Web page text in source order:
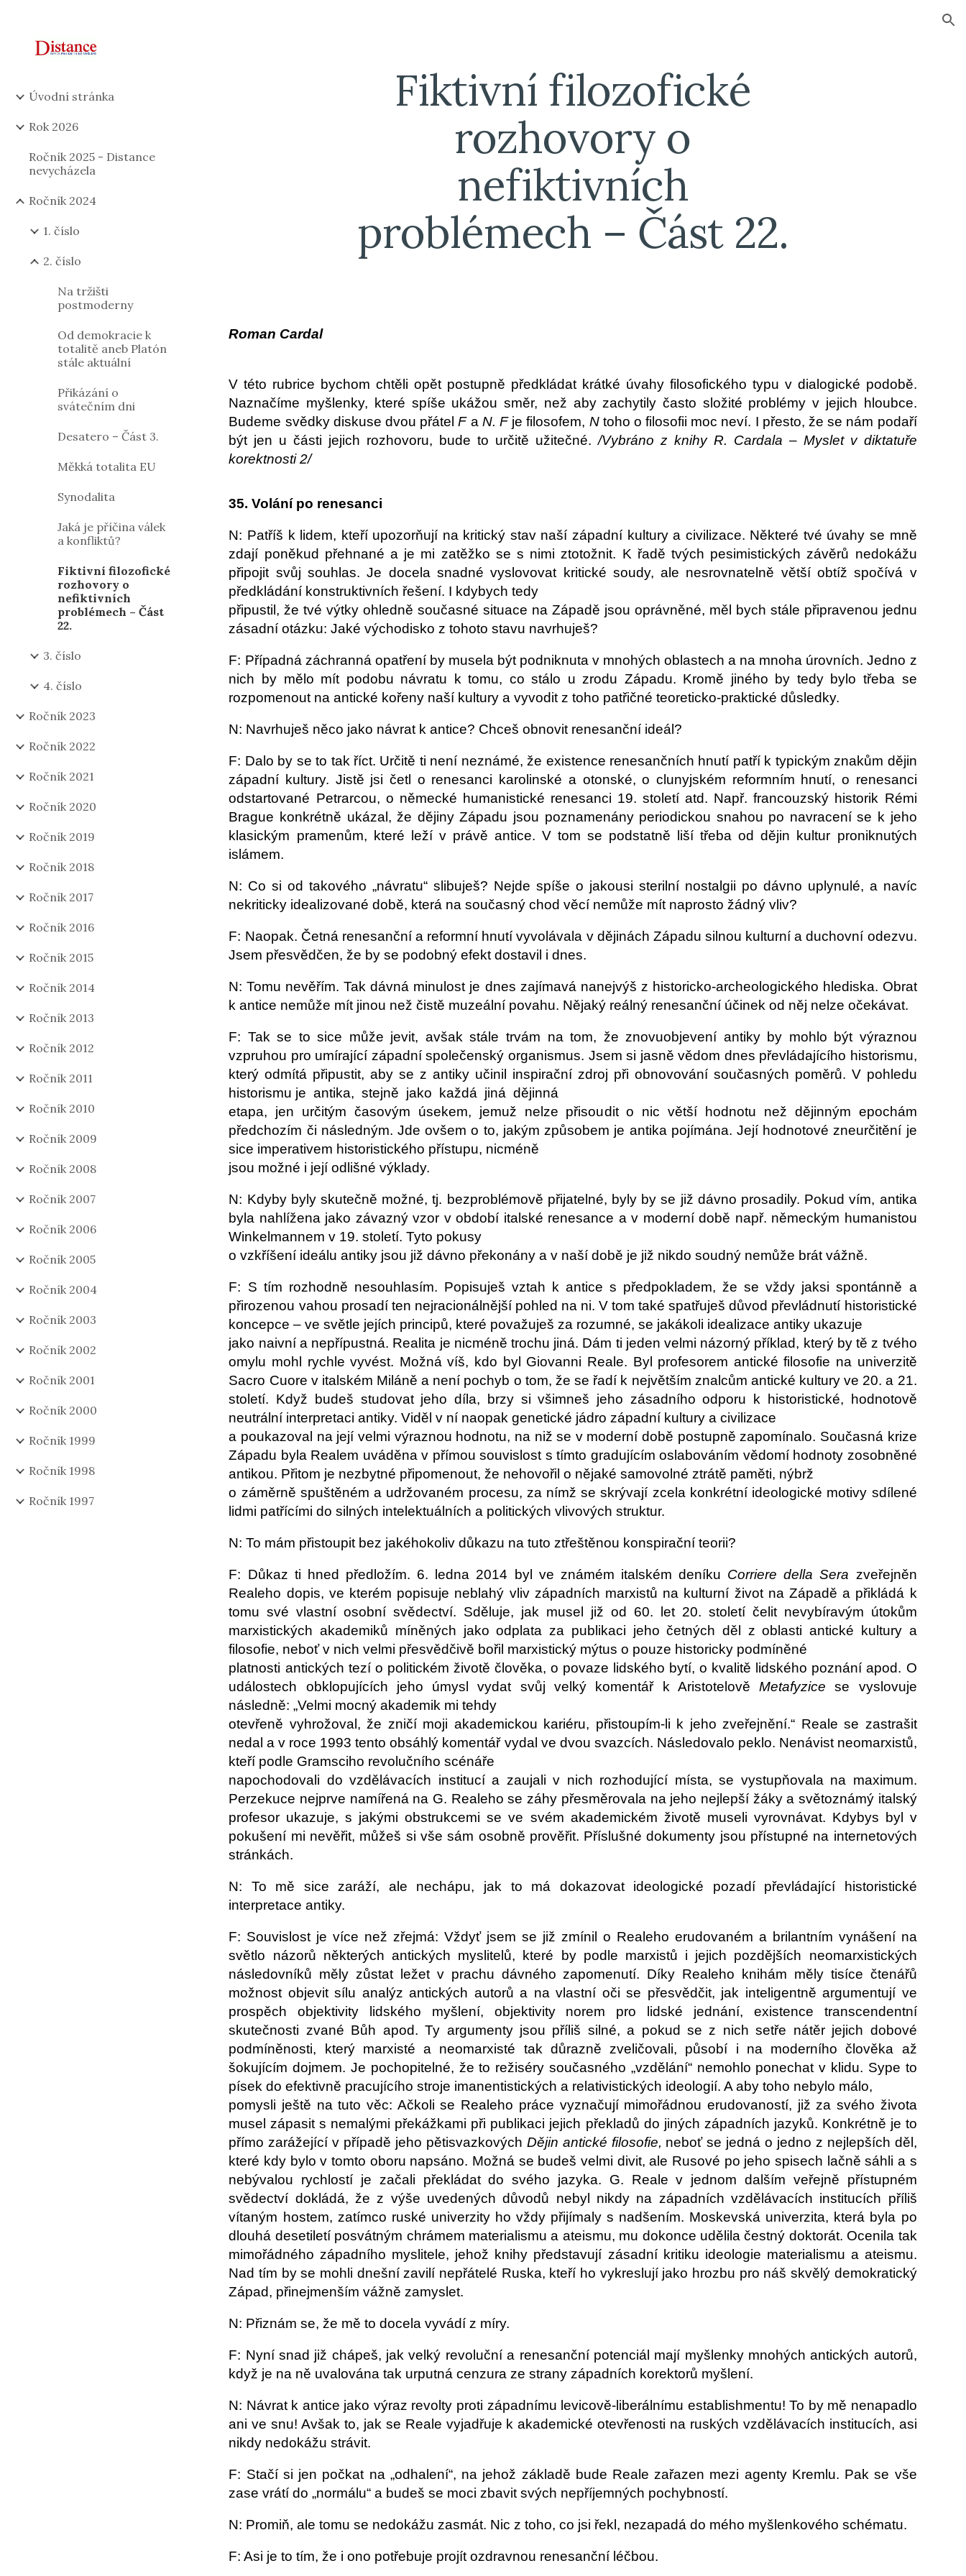
Úvodní stránka
Rok 2026
Ročník 2025 - Distance
nevycházela
Ročník 2024
1. číslo
2. číslo
Na tržišti
postmoderny
Od demokracie k
totalitě aneb Platón
stále aktuální
Přikázání o
svátečním dni
Desatero – Část 3.
Měkká totalita EU
Synodalita
Jaká je příčina válek
a konfliktů?
Fiktivní filozofické
rozhovory o
nefiktivních
problémech – Část
22.
3. číslo
4. číslo
Ročník 2023
Ročník 2022
Ročník 2021
Ročník 2020
Ročník 2019
Ročník 2018
Ročník 2017
Ročník 2016
Ročník 2015
Ročník 2014
Ročník 2013
Ročník 2012
Ročník 2011
Ročník 2010
Ročník 2009
Ročník 2008
Ročník 2007
Ročník 2006
Ročník 2005
Ročník 2004
Ročník 2003
Ročník 2002
Ročník 2001
Ročník 2000
Ročník 1999
Ročník 1998
Ročník 1997
Fiktivní filozofické
rozhovory o
nefiktivních
problémech – Část 22.
Roman Cardal
V této rubrice bychom chtěli opět postupně předkládat krátké úvahy filosofického typu v dialogické podobě.
Naznačíme myšlenky, které spíše ukážou směr, než aby zachytily často složité problémy v jejich hloubce.
Budeme svědky diskuse dvou přátelF a N. Fje filosofem, Ntoho o filosofii moc neví. I přesto, že se nám podaří
být jen u části jejich rozhovoru, bude to určitě užitečné./Vybráno z knihy R. Cardala – Myslet v diktatuře
korektnosti 2/
35. Volání po renesanci
N: Patříš k lidem, kteří upozorňují na kritický stav naší západní kultury a civilizace. Některé tvé úvahy se mně
zdají poněkud přehnané a je mi zatěžko se s nimi ztotožnit. K řadě tvých pesimistických závěrů nedokážu
připojit svůj souhlas. Je docela snadné vyslovovat kritické soudy, ale nesrovnatelně větší obtíž spočívá v
předkládání konstruktivních řešení. I kdybych tedy
připustil, že tvé výtky ohledně současné situace na Západě jsou oprávněné, měl bych stále připravenou jednu
zásadní otázku: Jaké východisko z tohoto stavu navrhuješ?
F: Případná záchranná opatření by musela být podniknuta v mnohých oblastech a na mnoha úrovních. Jedno z
nich by mělo mít podobu návratu k tomu, co stálo u zrodu Západu. Kromě jiného by tedy bylo třeba se
rozpomenout na antické kořeny naší kultury a vyvodit z toho patřičné teoreticko-praktické důsledky.
N: Navrhuješ něco jako návrat k antice? Chceš obnovit renesanční ideál?
F: Dalo by se to tak říct. Určitě ti není neznámé, že existence renesančních hnutí patří k typickým znakům dějin
západní kultury. Jistě jsi četl o renesanci karolinské a otonské, o clunyjském reformním hnutí, o renesanci
odstartované Petrarcou, o německé humanistické renesanci 19. století atd. Např. francouzský historik Rémi
Brague konkrétně ukázal, že dějiny Západu jsou poznamenány periodickou snahou po navracení se k jeho
klasickým pramenům, které leží v právě antice. V tom se podstatně liší třeba od dějin kultur proniknutých
islámem.
N: Co si od takového „návratu“ slibuješ? Nejde spíše o jakousi sterilní nostalgii po dávno uplynulé, a navíc
nekriticky idealizované době, která na současný chod věcí nemůže mít naprosto žádný vliv?
F: Naopak. Četná renesanční a reformní hnutí vyvolávala v dějinách Západu silnou kulturní a duchovní odezvu.
Jsem přesvědčen, že by se podobný efekt dostavil i dnes.
N: Tomu nevěřím. Tak dávná minulost je dnes zajímavá nanejvýš z historicko-archeologického hlediska. Obrat
k antice nemůže mít jinou než čistě muzeální povahu. Nějaký reálný renesanční účinek od něj nelze očekávat.
F: Tak se to sice může jevit, avšak stále trvám na tom, že znovuobjevení antiky by mohlo být výraznou
vzpruhou pro umírající západní společenský organismus. Jsem si jasně vědom dnes převládajícího historismu,
který odmítá připustit, aby se z antiky učinil inspirační zdroj při obnovování současných poměrů. V pohledu
historismu je antika, stejně jako každá jiná dějinná
etapa, jen určitým časovým úsekem, jemuž nelze přisoudit o nic větší hodnotu než dějinným epochám
předchozím či následným. Jde ovšem o to, jakým způsobem je antika pojímána. Její hodnotové zneurčitění je
sice imperativem historistického přístupu, nicméně
jsou možné i její odlišné výklady.
N: Kdyby byly skutečně možné, tj. bezproblémově přijatelné, byly by se již dávno prosadily. Pokud vím, antika
byla nahlížena jako závazný vzor v období italské renesance a v moderní době např. německým humanistou
Winkelmannem v 19. století. Tyto pokusy
o vzkříšení ideálu antiky jsou již dávno překonány a v naší době je již nikdo soudný nemůže brát vážně.
F: S tím rozhodně nesouhlasím. Popisuješ vztah k antice s předpokladem, že se vždy jaksi spontánně a
přirozenou vahou prosadí ten nejracionálnější pohled na ni. V tom také spatřuješ důvod převládnutí historistické
koncepce – ve světle jejích principů, které považuješ za rozumné, se jakákoli idealizace antiky ukazuje
jako naivní a nepřípustná. Realita je nicméně trochu jiná. Dám ti jeden velmi názorný příklad, který by tě z tvého
omylu mohl rychle vyvést. Možná víš, kdo byl Giovanni Reale. Byl profesorem antické filosofie na univerzitě
Sacro Cuore v italském Miláně a není pochyb o tom, že se řadí k největším znalcům antické kultury ve 20. a 21.
století. Když budeš studovat jeho díla, brzy si všimneš jeho zásadního odporu k historistické, hodnotově
neutrální interpretaci antiky. Viděl v ní naopak genetické jádro západní kultury a civilizace
a poukazoval na její velmi výraznou hodnotu, na niž se v moderní době postupně zapomínalo. Současná krize
Západu byla Realem uváděna v přímou souvislost s tímto gradujícím oslabováním vědomí hodnoty zosobněné
antikou. Přitom je nezbytné připomenout, že nehovořil o nějaké samovolné ztrátě paměti, nýbrž
o záměrně spuštěném a udržovaném procesu, za nímž se skrývají zcela konkrétní ideologické motivy sdílené
lidmi patřícími do silných intelektuálních a politických vlivových struktur.
N: To mám přistoupit bez jakéhokoliv důkazu na tuto ztřeštěnou konspirační teorii?
F: Důkaz ti hned předložím. 6. ledna 2014 byl ve známém italském deníku Corriere della Sera zveřejněn
Realeho dopis, ve kterém popisuje neblahý vliv západních marxistů na kulturní život na Západě a přikládá k
tomu své vlastní osobní svědectví. Sděluje, jak musel již od 60. let 20. století čelit nevybíravým útokům
marxistických akademiků míněných jako odplata za publikaci jeho četných děl z oblasti antické kultury a
filosofie, neboť v nich velmi přesvědčivě bořil marxistický mýtus o pouze historicky podmíněné
platnosti antických tezí o politickém životě člověka, o povaze lidského bytí, o kvalitě lidského poznání apod. O
událostech obklopujících jeho úmysl vydat svůj velký komentář k AristotelověMetafyzicese vyslovuje
následně: „Velmi mocný akademik mi tehdy
otevřeně vyhrožoval, že zničí moji akademickou kariéru, přistoupím-li k jeho zveřejnění.“ Reale se zastrašit
nedal a v roce 1993 tento obsáhlý komentář vydal ve dvou svazcích. Následovalo peklo. Nenávist neomarxistů,
kteří podle Gramsciho revolučního scénáře
napochodovali do vzdělávacích institucí a zaujali v nich rozhodující místa, se vystupňovala na maximum.
Perzekuce nejprve namířená na G. Realeho se záhy přesměrovala na jeho nejlepší žáky a světoznámý italský
profesor ukazuje, s jakými obstrukcemi se ve svém akademickém životě museli vyrovnávat. Kdybys byl v
pokušení mi nevěřit, můžeš si vše sám osobně prověřit. Příslušné dokumenty jsou přístupné na internetových
stránkách.
N: To mě sice zaráží, ale nechápu, jak to má dokazovat ideologické pozadí převládající historistické
interpretace antiky.
F: Souvislost je více než zřejmá: Vždyť jsem se již zmínil o Realeho erudovaném a brilantním vynášení na
světlo názorů některých antických myslitelů, které by podle marxistů i jejich pozdějších neomarxistických
následovníků měly zůstat ležet v prachu dávného zapomenutí. Díky Realeho knihám měly tisíce čtenářů
možnost objevit sílu analýz antických autorů a na vlastní oči se přesvědčit, jak inteligentně argumentují ve
prospěch objektivity lidského myšlení, objektivity norem pro lidské jednání, existence transcendentní
skutečnosti zvané Bůh apod. Ty argumenty jsou příliš silné, a pokud se z nich setře nátěr jejich dobové
podmíněnosti, který marxisté a neomarxisté tak důrazně zveličovali, působí i na moderního člověka až
šokujícím dojmem. Je pochopitelné, že to režiséry současného „vzdělání“ nemohlo ponechat v klidu. Sype to
písek do efektivně pracujícího stroje imanentistických a relativistických ideologií. A aby toho nebylo málo,
pomysli ještě na tuto věc: Ačkoli se Realeho práce vyznačují mimořádnou erudovaností, již za svého života
musel zápasit s nemalými překážkami při publikaci jejich překladů do jiných západních jazyků. Konkrétně je to
přímo zarážející v případě jeho pětisvazkových Dějin antické filosofie, neboť se jedná o jedno z nejlepších děl,
které kdy bylo v tomto oboru napsáno. Možná se budeš velmi divit, ale Rusové po jeho spisech lačně sáhli a s
nebývalou rychlostí je začali překládat do svého jazyka. G. Reale v jednom dalším veřejně přístupném
svědectví dokládá, že z výše uvedených důvodů nebyl nikdy na západních vzdělávacích institucích příliš
vítaným hostem, zatímco ruské univerzity ho vždy přijímaly s nadšením. Moskevská univerzita, která byla po
dlouhá desetiletí posvátným chrámem materialismu a ateismu, mu dokonce udělila čestný doktorát. Ocenila tak
mimořádného západního myslitele, jehož knihy představují zásadní kritiku ideologie materialismu a ateismu.
Nad tím by se mohli dnešní zavilí nepřátelé Ruska, kteří ho vykreslují jako hrozbu pro náš skvělý demokratický
Západ, přinejmenším vážně zamyslet.
N: Přiznám se, že mě to docela vyvádí z míry.
F: Nyní snad již chápeš, jak velký revoluční a renesanční potenciál mají myšlenky mnohých antických autorů,
když je na ně uvalována tak urputná cenzura ze strany západních korektorů myšlení.
N: Návrat k antice jako výraz revolty proti západnímu levicově-liberálnímu establishmentu! To by mě nenapadlo
ani ve snu! Avšak to, jak se Reale vyjadřuje k akademické otevřenosti na ruských vzdělávacích institucích, asi
nikdy nedokážu strávit.
F: Stačí si jen počkat na „odhalení“, na jehož základě bude Reale zařazen mezi agenty Kremlu. Pak se vše
zase vrátí do „normálu“ a budeš se moci zbavit svých nepříjemných pochybností.
N: Promiň, ale tomu se nedokážu zasmát. Nic z toho, co jsi řekl, nezapadá do mého myšlenkového schématu.
F: Asi je to tím, že i ono potřebuje projít ozdravnou renesanční léčbou.